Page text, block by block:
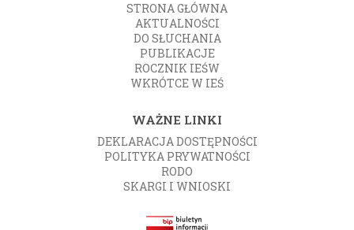
STRONA GŁÓWNA
AKTUALNOŚCI
DO SŁUCHANIA
PUBLIKACJE
ROCZNIK IEŚW
WKRÓTCE W IEŚ
WAŻNE LINKI
DEKLARACJA DOSTĘPNOŚCI
POLITYKA PRYWATNOŚCI
RODO
SKARGI I WNIOSKI